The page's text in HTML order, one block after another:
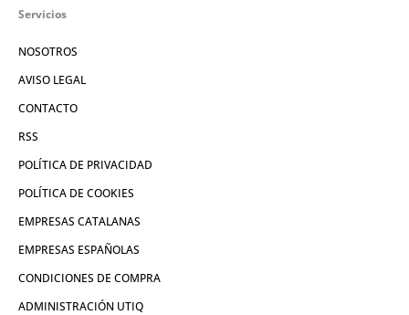
Servicios
NOSOTROS
AVISO LEGAL
CONTACTO
RSS
POLÍTICA DE PRIVACIDAD
POLÍTICA DE COOKIES
EMPRESAS CATALANAS
EMPRESAS ESPAÑOLAS
CONDICIONES DE COMPRA
ADMINISTRACIÓN UTIQ